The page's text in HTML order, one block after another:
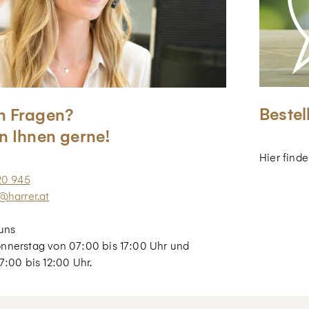
Fragen?
Ihnen gerne!
945
von 07:00 bis 17:00 Uhr und
bis 12:00 Uhr.
Hier